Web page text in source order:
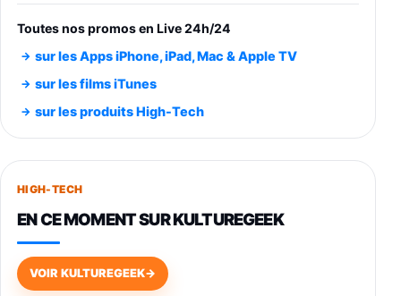
entraénement direct 3 vitesses (33-45-78
trs/min) avec pre-ampli intégré et port USB
Smartphone SAMSUNG Galaxy S26 Ultra
891,99€1199€Fnac (Vendeur Tiers)
Smartphone SAMSUNG Galaxy S26+ Violet
749,99€
648,63€834,71€
Toutes nos promos en Live 24h/24
sur les Apps iPhone, iPad, Mac & Apple TV
sur les films iTunes
sur les produits High-Tech
HIGH-TECH
EN CE MOMENT SUR KULTUREGEEK
VOIR KULTUREGEEK→